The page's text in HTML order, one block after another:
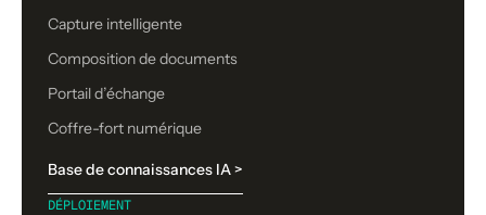
Capture intelligente
Composition de documents
Portail d’échange
Coffre-fort numérique
Base de connaissances IA >
DÉPLOIEMENT